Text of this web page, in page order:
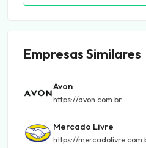
Empresas Similares
Avon
https://avon.com.br
Mercado Livre
https://